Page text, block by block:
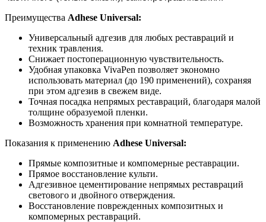
Преимущества Adhese Universal:
Универсальный адгезив для любых реставраций и
техник травления.
Снижает постоперационную чувствительность.
Удобная упаковка VivaPen позволяет экономно
использовать материал (до 190 применений), сохраняя
при этом адгезив в свежем виде.
Точная посадка непрямых реставраций, благодаря малой
толщине образуемой пленки.
Возможность хранения при комнатной температуре.
Показания к применению Adhese Universal:
Прямые композитные и компомерные реставрации.
Прямое восстановление культи.
Адгезивное цементирование непрямых реставраций
светового и двойного отверждения.
Восстановление поврежденных композитных и
компомерных реставраций.